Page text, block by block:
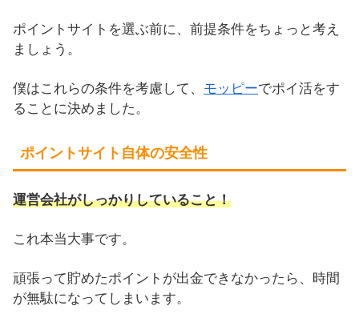
ポイントサイトを選ぶ前に、前提条件をちょっと考え
ましょう。
僕はこれらの条件を考慮して、 モッピーでポイ活をす
ることに決めました。
ポイントサイト自体の安全性
運営会社がしっかりしていること！
これ本当大事です。
頑張って貯めたポイントが出金できなかったら、時間
が無駄になってしまいます。